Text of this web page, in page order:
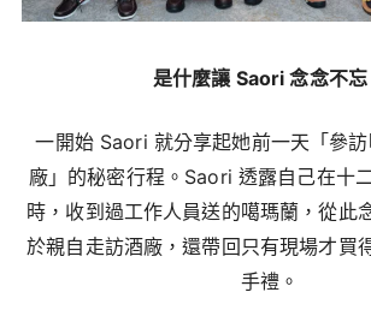
是什麼讓 Saori 念念不忘
一開始 Saori 就分享起她前一天「參
廠」的秘密行程。Saori 透露自己在十
時，收到過工作人員送的噶瑪蘭，從此
於親自走訪酒廠，還帶回只有現場才買
手禮。